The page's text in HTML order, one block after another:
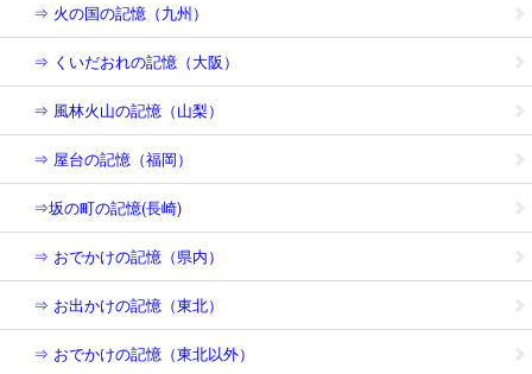
⇒ 火の国の記憶（九州）
⇒ くいだおれの記憶（大阪）
⇒ 風林火山の記憶（山梨）
⇒ 屋台の記憶（福岡）
⇒坂の町の記憶(長崎)
⇒ おでかけの記憶（県内）
⇒ お出かけの記憶（東北）
⇒ おでかけの記憶（東北以外）